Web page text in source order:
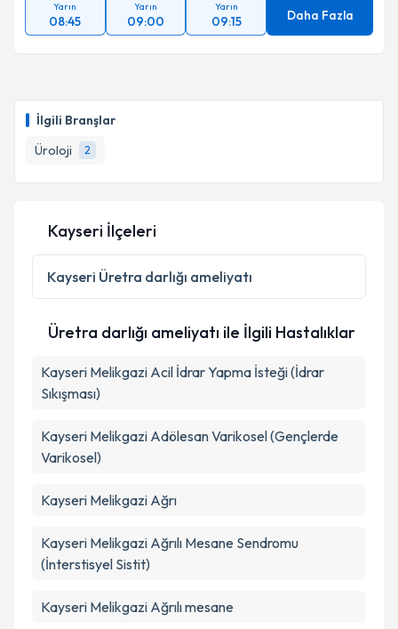
İlgili Branşlar
Üroloji
2
Yarın
08:45
Yarın
09:00
Yarın
09:15 Daha Fazla
Kayseri İlçeleri
Kayseri Üretra darlığı ameliyatı
Üretra darlığı ameliyatı ile İlgili Hastalıklar
Kayseri Melikgazi Acil İdrar Yapma İsteği (İdrar
Sıkışması)
Kayseri Melikgazi Adölesan Varikosel (Gençlerde
Varikosel)
Kayseri Melikgazi Ağrı
Kayseri Melikgazi Ağrılı Mesane Sendromu
(İnterstisyel Sistit)
Kayseri Melikgazi Ağrılı mesane